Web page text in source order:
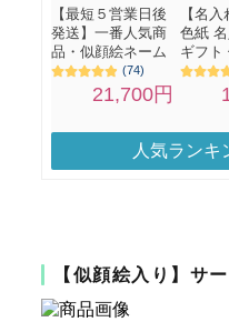
人気ランキ
【似顔絵入り】サ